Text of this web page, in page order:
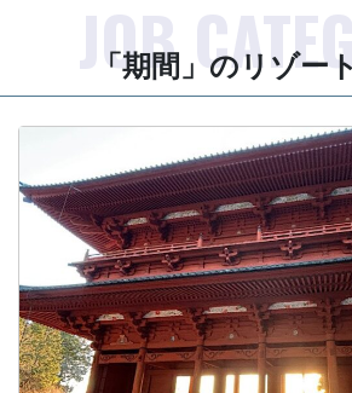
「期間」のリゾー